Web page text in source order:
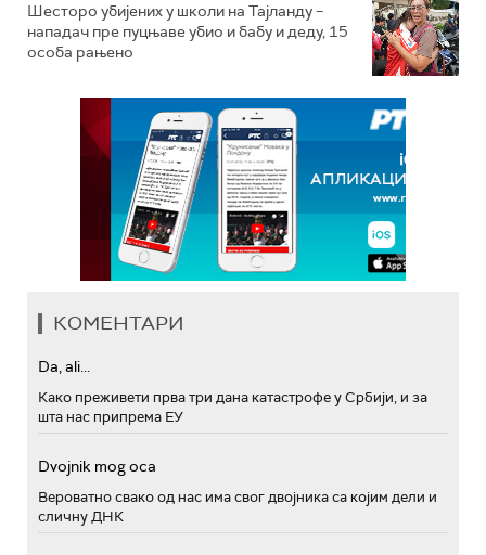
Шесторо убијених у школи на Тајланду –
нападач пре пуцњаве убио и бабу и деду, 15
особа рањено
КОМЕНТАРИ
Da, ali...
Како преживети прва три дана катастрофе у Србији, и за
шта нас припрема ЕУ
Dvojnik mog oca
Вероватно свако од нас има свог двојника са којим дели и
сличну ДНК